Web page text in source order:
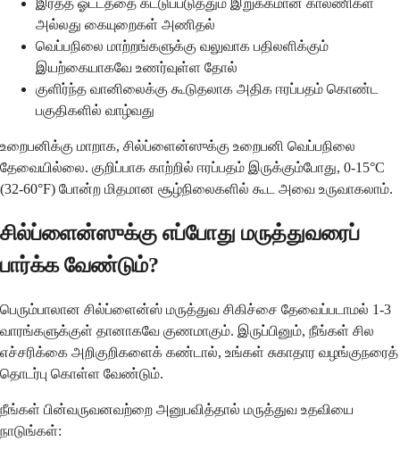
அல்லது கையுறைகள் அணிதல்
வெப்பநிலை மாற்றங்களுக்கு வலுவாக பதிலளிக்கும்
இயற்கையாகவே உணர்வுள்ள தோல்
குளிர்ந்த வானிலைக்கு கூடுதலாக அதிக ஈரப்பதம் கொண்ட
பகுதிகளில் வாழ்வது
உறைபனிக்கு மாறாக, சில்ப்ளைன்ஸுக்கு உறைபனி வெப்பநிலை
தேவையில்லை. குறிப்பாக காற்றில் ஈரப்பதம் இருக்கும்போது, 0-15°C
(32-60°F) போன்ற மிதமான சூழ்நிலைகளில் கூட அவை உருவாகலாம்.
சில்ப்ளைன்ஸுக்கு எப்போது மருத்துவரைப்
பார்க்க வேண்டும்?
பெரும்பாலான சில்ப்ளைன்ஸ் மருத்துவ சிகிச்சை தேவைப்படாமல் 1-3
வாரங்களுக்குள் தானாகவே குணமாகும். இருப்பினும், நீங்கள் சில
எச்சரிக்கை அறிகுறிகளைக் கண்டால், உங்கள் சுகாதார வழங்குநரைத்
தொடர்பு கொள்ள வேண்டும்.
நீங்கள் பின்வருவனவற்றை அனுபவித்தால் மருத்துவ உதவியை
நாடுங்கள்: